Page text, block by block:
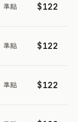
準點 $122
準點 $122
準點 $122